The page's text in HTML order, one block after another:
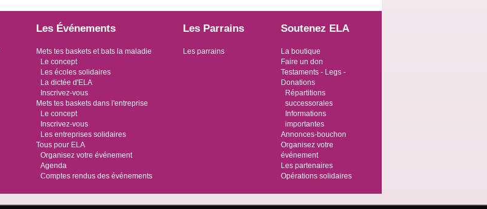
Les Événements
Mets tes baskets et bats la maladie
Le concept
Les écoles solidaires
La dictée d'ELA
Inscrivez-vous
Mets tes baskets dans l'entreprise
Le concept
Inscrivez-vous
Les entreprises solidaires
Tous pour ELA
Organisez votre événement
Agenda
Comptes rendus des événements
Les Parrains
Les parrains
Soutenez ELA
La boutique
Faire un don
Testaments - Legs -
Donations
Répartitions
successorales
Informations
importantes
Annonces-bouchon
Organisez votre
événement
Les partenaires
Opérations solidaires